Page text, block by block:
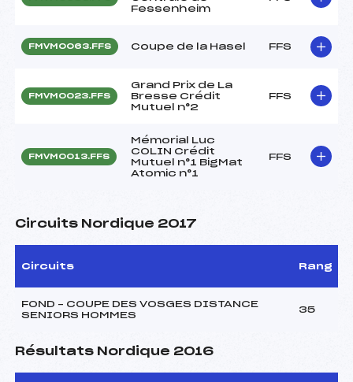
Fessenheim
FMVM0063.FFS Coupe de la Hasel FFS
FMVM0023.FFS
Grand Prix de La
Bresse Crédit
Mutuel n°2
FFS
FMVM0013.FFS
Mémorial Luc
COLIN Crédit
Mutuel n°1 BigMat
Atomic n°1
FFS
Circuits Nordique 2017
Circuits Rang
FOND – COUPE DES VOSGES DISTANCE
SENIORS HOMMES
35
Résultats Nordique 2016